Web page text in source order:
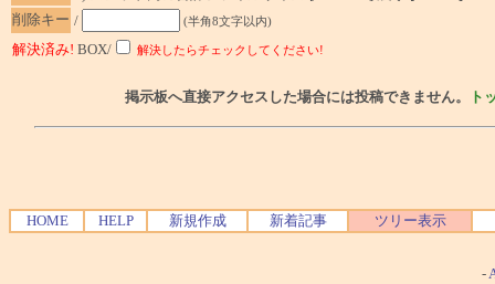
削除キー / (半角8文字以内)
解決済み! BOX/ 解決したらチェックしてください!
掲示板へ直接アクセスした場合には投稿できません。 ト
HOME HELP 新規作成 新着記事 ツリー表示
-